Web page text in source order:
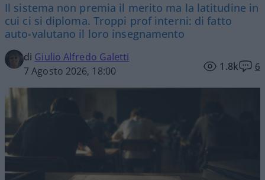
Il sistema non premia il merito ma la latitudine in
cui ci si diploma. Troppi prof interni: di fatto
auto-valutano il loro insegnamento
di Giulio Alfredo Galetti
7 Agosto 2026, 18:00
1.8k 6